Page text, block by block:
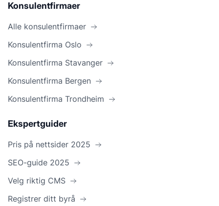
Konsulentfirmaer
Alle konsulentfirmaer
Konsulentfirma Oslo
Konsulentfirma Stavanger
Konsulentfirma Bergen
Konsulentfirma Trondheim
Ekspertguider
Pris på nettsider 2025
SEO-guide 2025
Velg riktig CMS
Registrer ditt byrå